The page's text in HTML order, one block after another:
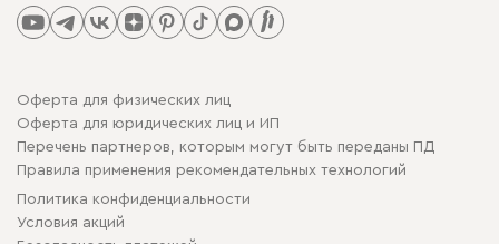
Оферта для физических лиц
Оферта для юридических лиц и ИП
Перечень партнеров, которым могут быть переданы ПД
Правила применения рекомендательных технологий
Политика конфиденциальности
Условия акций